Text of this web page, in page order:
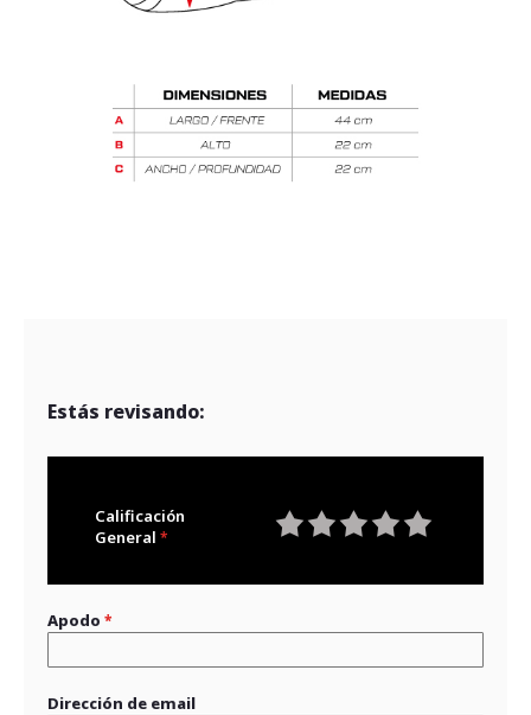
Estás revisando:
Calificación
General
Apodo
Dirección de email